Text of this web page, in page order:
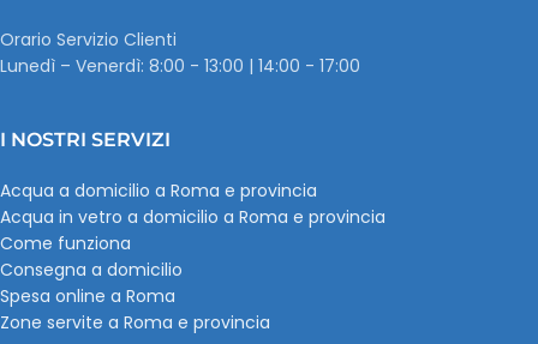
Orario Servizio Clienti
Lunedì – Venerdì: 8:00 - 13:00 | 14:00 - 17:00
I NOSTRI SERVIZI
Acqua a domicilio a Roma e provincia
Acqua in vetro a domicilio a Roma e provincia
Come funziona
Consegna a domicilio
Spesa online a Roma
Zone servite a Roma e provincia